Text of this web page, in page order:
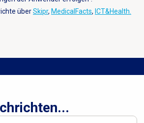
überSkipr, MedicalFacts, ICT&Health.